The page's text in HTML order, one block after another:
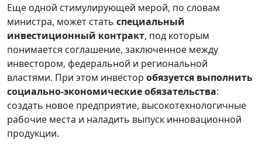
Еще одной стимулирующей мерой, по словам
министра, может стать специальный
инвестиционный контракт, под которым
понимается соглашение, заключенное между
инвестором, федеральной и региональной
властями. При этом инвестор обязуется выполнить
социально-экономические обязательства:
создать новое предприятие, высокотехнологичные
рабочие места и наладить выпуск инновационной
продукции.